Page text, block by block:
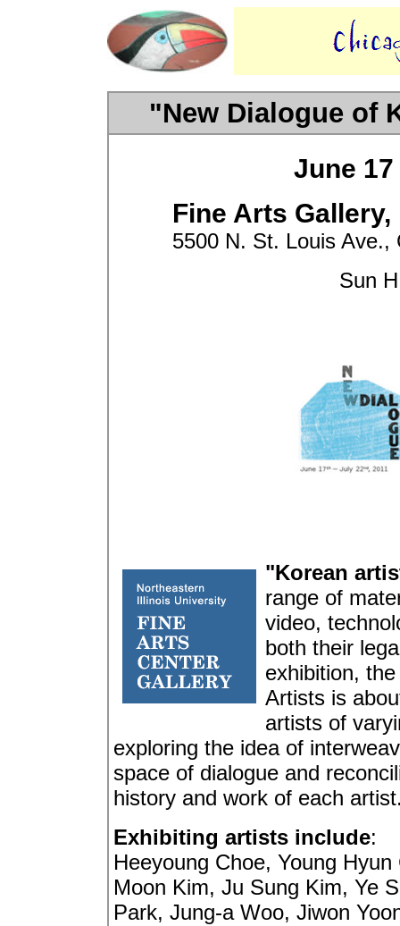
"New Dialogue of
June 17
Fine Arts
5500 N. St. Louis Ave.,
Sun
"Korean
range of
video,
both their
exhibition,
Artists is
artists of
exploring the idea of
space of dialogue and
history and work of each
Exhibiting artists include:
Heeyoung Choe, Young
Moon Kim, Ju Sung Kim, Ye
Park, Jung-a Woo, Jiwon